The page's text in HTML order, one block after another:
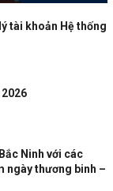
tài khoản Hệ thống
Ninh với các
ngày thương binh –